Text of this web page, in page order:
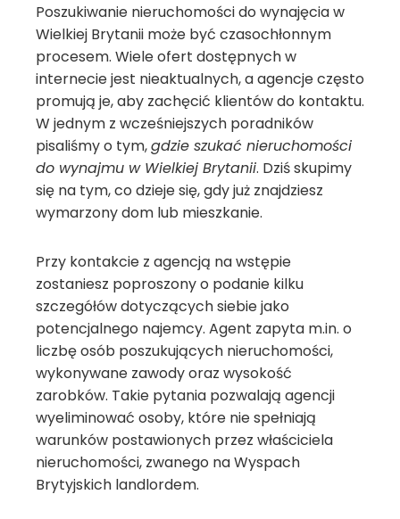
Poszukiwanie nieruchomości do wynajęcia w
Wielkiej Brytanii może być czasochłonnym
procesem. Wiele ofert dostępnych w
internecie jest nieaktualnych, a agencje często
promują je, aby zachęcić klientów do kontaktu.
W jednym z wcześniejszych poradników
pisaliśmy o tym,gdzie szukać nieruchomości
do wynajmu w Wielkiej Brytanii. Dziś skupimy
się na tym, co dzieje się, gdy już znajdziesz
wymarzony dom lub mieszkanie.
Przy kontakcie z agencją na wstępie
zostaniesz poproszony o podanie kilku
szczegółów dotyczących siebie jako
potencjalnego najemcy. Agent zapyta m.in. o
liczbę osób poszukujących nieruchomości,
wykonywane zawody oraz wysokość
zarobków. Takie pytania pozwalają agencji
wyeliminować osoby, które nie spełniają
warunków postawionych przez właściciela
nieruchomości, zwanego na Wyspach
Brytyjskich landlordem.